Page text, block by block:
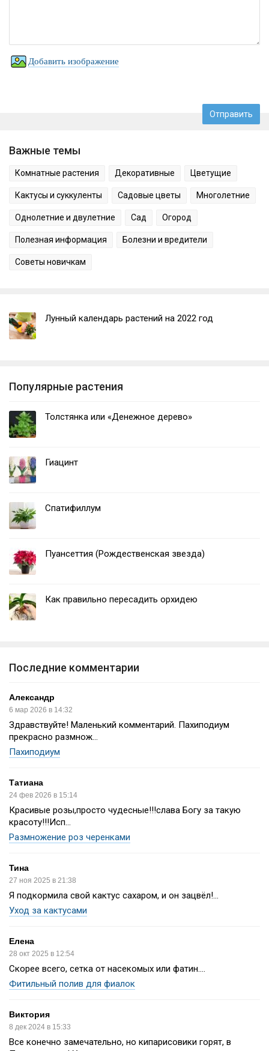
Добавить изображение
Важные темы
Комнатные растения Декоративные Цветущие
Кактусы и суккуленты Садовые цветы Многолетние
Однолетние и двулетние Сад Огород
Полезная информация Болезни и вредители
Советы новичкам
Лунный календарь растений на 2022 год
Популярные растения
Толстянка или «Денежное дерево»
Гиацинт
Спатифиллум
Пуансеттия (Рождественская звезда)
Как правильно пересадить орхидею
Последние комментарии
Александр
6 мар 2026 в 14:32
Здравствуйте! Маленький комментарий. Пахиподиум
прекрасно размнож...
Пахиподиум
Татиана
24 фев 2026 в 15:14
Красивые розы,просто чудесные!!!слава Богу за такую
красоту!!!Исп...
Размножение роз черенками
Тина
27 ноя 2025 в 21:38
Я подкормила свой кактус сахаром, и он зацвёл!...
Уход за кактусами
Елена
28 окт 2025 в 12:54
Скорее всего, сетка от насекомых или фатин....
Фитильный полив для фиалок
Виктория
8 дек 2024 в 15:33
Все конечно замечательно, но кипарисовики горят, в